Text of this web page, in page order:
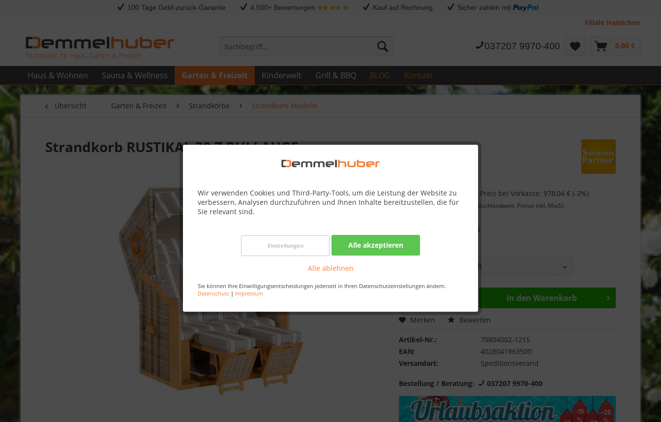
100 Tage Geld-zurück-Garantie 4.500+ Bewertungen Kauf auf Rechnung Sicher zahlen mit
Filiale Hainichen
Fachmarkt für Haus, Garten & Freizeit
037207 9970-400 0,00 €
Haus & Wohnen Sauna & Wellness Garten & Freizeit Kinderwelt Grill & BBQ BLOG Kontakt
Wir verwenden Cookies und Third-Party-Tools, um die Leistung der Website zu
verbessern, Analysen durchzuführen und Ihnen Inhalte bereitzustellen, die für
Sie relevant sind.
Einstellungen Alle akzeptieren
Alle ablehnen
Sie können Ihre Einwilligungsentscheidungen jederzeit in Ihren Datenschutzeinstellungen ändern.
Datenschutz | Impressum
Übersicht Garten & Freizeit Strandkörbe Strandkorb Modelle
Strandkorb RUSTIKAL 30 Z BULLAUGE
998,00 € Skonto-Preis bei Vorkasse: 978,04 € (-2%)
Kostenlose Lieferung
deutschlandweit, Preise inkl. MwSt.
08.09.26
Farbe:
In den Warenkorb
Merken Bewerten
Artikel-Nr.:
70804002-1215
EAN:
4028041963500
Versandart:
Speditionsverand
Bestellung / Beratung: 037207 9970-400